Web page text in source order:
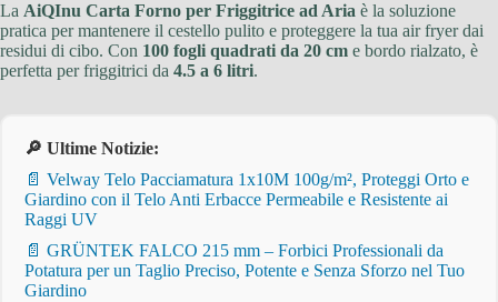
La AiQInu Carta Forno per Friggitrice ad Aria è la soluzione
pratica per mantenere il cestello pulito e proteggere la tua air fryer dai
residui di cibo. Con 100 fogli quadrati da 20 cm e bordo rialzato, è
perfetta per friggitrici da 4.5 a 6 litri.
🔎 Ultime Notizie:
📄 Velway Telo Pacciamatura 1x10M 100g/m², Proteggi Orto e
Giardino con il Telo Anti Erbacce Permeabile e Resistente ai
Raggi UV
📄 GRÜNTEK FALCO 215 mm – Forbici Professionali da
Potatura per un Taglio Preciso, Potente e Senza Sforzo nel Tuo
Giardino